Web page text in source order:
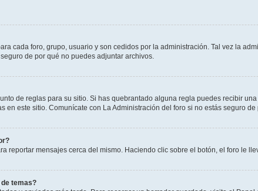
cada foro, grupo, usuario y son cedidos por la administración. Tal vez la
de por qué no puedes adjuntar archivos.
de reglas para su sitio. Si has quebrantado alguna regla puedes recibir
en este sitio. Comunícate con La Administración del foro si no estás seguro
reportar mensajes cerca del mismo. Haciendo clic sobre el botón, el foro le
temas?